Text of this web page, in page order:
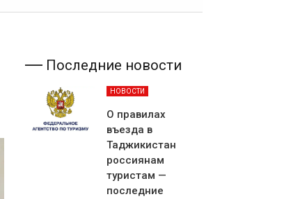
Последние новости
НОВОСТИ
О правилах
въезда в
Таджикистан
россиянам
туристам —
последние